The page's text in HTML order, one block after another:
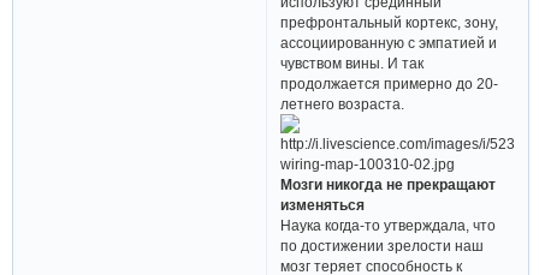
префронтальный кортекс, зону,
ассоциированную с эмпатией и
чувством вины. И так
продолжается примерно до 20-
летнего возраста.
Мозги никогда не прекращают
изменяться
Наука когда-то утверждала, что
по достижении зрелости наш
мозг теряет способность к